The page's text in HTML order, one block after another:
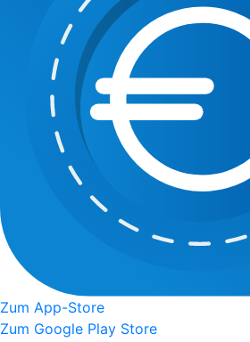
Zum App-Store
Zum Google Play Store